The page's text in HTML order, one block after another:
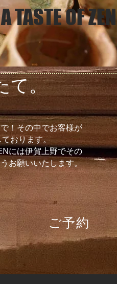
A TASTE OF ZEN
て。
！その中でお客様が
おります。
には伊賀上野でその
お願いいたします。
​ご予約